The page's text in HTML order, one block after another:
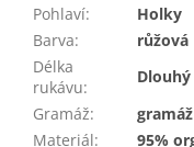
Pohlaví:
Holky
Barva:
růžová
Délka
rukávu:
Dlouhý
Gramáž:
Materiál: 95%